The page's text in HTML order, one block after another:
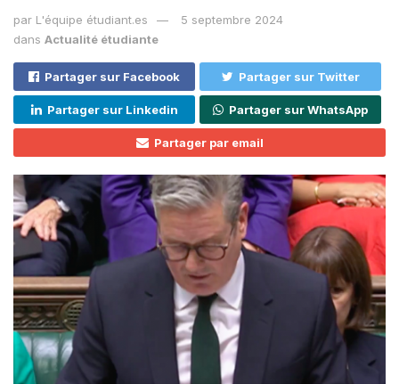
par L'équipe étudiant.es
5 septembre 2024
dans Actualité étudiante
Partager sur Facebook Partager sur Twitter
Partager sur Linkedin Partager sur WhatsApp
Partager par email